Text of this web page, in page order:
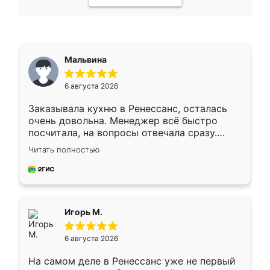
Мальвина
6 августа 2026
Заказывала кухню в Ренессанс, осталась
очень довольна. Менеджер всё быстро
посчитала, на вопросы отвечала сразу.
Замерщик приехал в субботу, подошёл к
делу со всей ответственностью. Собрали
за день, ребята работали аккуратно, даже
Читать полностью
Игорь М.
6 августа 2026
На самом деле в Ренессанс уже не первый